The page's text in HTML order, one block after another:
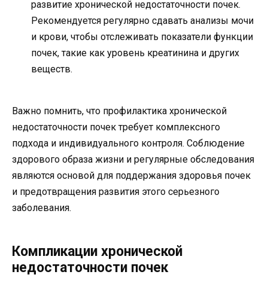
развитие хронической недостаточности почек.
Рекомендуется регулярно сдавать анализы мочи
и крови, чтобы отслеживать показатели функции
почек, такие как уровень креатинина и других
веществ.
Важно помнить, что профилактика хронической
недостаточности почек требует комплексного
подхода и индивидуального контроля. Соблюдение
здорового образа жизни и регулярные обследования
являются основой для поддержания здоровья почек
и предотвращения развития этого серьезного
заболевания.
Компликации хронической
недостаточности почек